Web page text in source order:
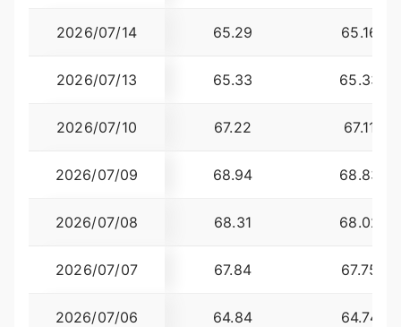
2026/07/14 65.29 65.1600
2026/07/13 65.33 65.3300
2026/07/10 67.22 67.1100
2026/07/09 68.94 68.8300
2026/07/08 68.31 68.0200
2026/07/07 67.84 67.7500
2026/07/06 64.84 64.7400